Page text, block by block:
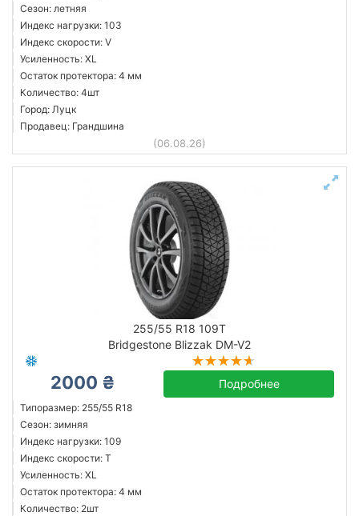
Сезон: летняя
Индекс нагрузки: 103
Индекс скорости: V
Усиленность: XL
Остаток протектора: 4 мм
Количество: 4шт
Город: Луцк
Продавец: Грандшина
(06.08.26)
255/55 R18 109T
Bridgestone Blizzak DM-V2
2000 ₴ Подробнее
Типоразмер: 255/55 R18
Сезон: зимняя
Индекс нагрузки: 109
Индекс скорости: T
Усиленность: XL
Остаток протектора: 4 мм
Количество: 2шт